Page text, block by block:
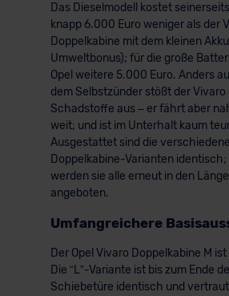
Das Dieselmodell kostet
knapp 6.000 Euro weniger als der
Doppelkabine mit dem kleinen
Umweltbonus); für die große
Opel weitere 5.000 Euro. Anders
dem Selbstzünder stößt der
Schadstoffe aus – er fährt aber
weit; und ist im Unterhalt kaum
Ausgestattet sind die
Doppelkabine-Varianten
werden sie alle erneut in den
angeboten.
Umfangreichere
Der Opel Vivaro Doppelkabine M
Die “L”-Variante ist bis zum Ende
Schiebetüre identisch und